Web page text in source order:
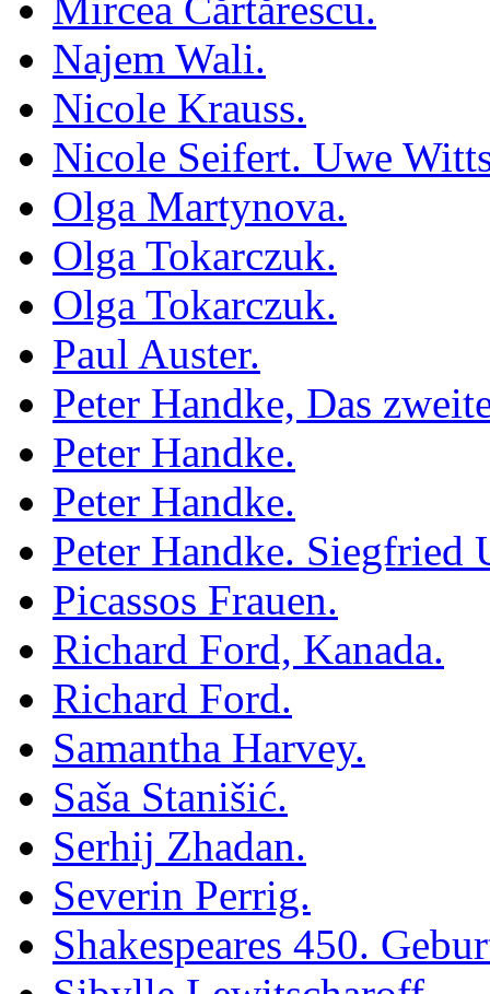
Najem Wali.
Nicole Krauss.
Nicole Seifert. Uwe
Olga Martynova.
Olga Tokarczuk.
Olga Tokarczuk.
Paul Auster.
Peter Handke, Das
Peter Handke.
Peter Handke.
Peter Handke. Siegfried
Picassos Frauen.
Richard Ford, Kanada.
Richard Ford.
Samantha Harvey.
Saša Stanišić.
Serhij Zhadan.
Severin Perrig.
Shakespeares 450.